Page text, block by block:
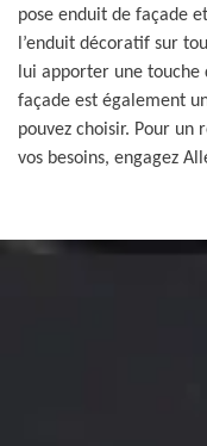
pose enduit de façade
l’enduit décoratif sur
lui apporter une touche
façade est également
pouvez choisir. Pour
vos besoins, engagez